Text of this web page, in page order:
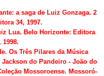
a saga de Luiz Gonzaga. 2
34, 1997.
Lua. Belo Horizonte: Editora
1998.
Os Três Pilares da Música
do Pandeiro - João do
Mossoroense. Mossoró-